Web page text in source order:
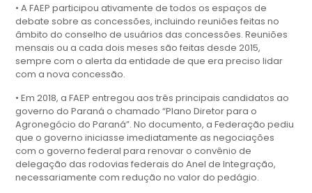
• A FAEP participou ativamente de todos os espaços de
debate sobre as concessões, incluindo reuniões feitas no
âmbito do conselho de usuários das concessões. Reuniões
mensais ou a cada dois meses são feitas desde 2015,
sempre com o alerta da entidade de que era preciso lidar
com a nova concessão.
• Em 2018, a FAEP entregou aos três principais candidatos ao
governo do Paraná o chamado “Plano Diretor para o
Agronegócio do Paraná”. No documento, a Federação pediu
que o governo iniciasse imediatamente as negociações
com o governo federal para renovar o convênio de
delegação das rodovias federais do Anel de Integração,
necessariamente com redução no valor do pedágio.